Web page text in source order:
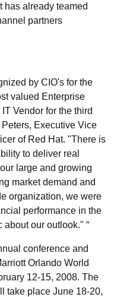
has already teamed
partners
by CIO's for the
valued Enterprise
Vendor for the third
Executive Vice
of Red Hat. "There is
to deliver real
large and growing
market demand and
organization, we were
performance in the
about our outlook."
conference and
Orlando World
12-15, 2008. The
take place June 18-20,